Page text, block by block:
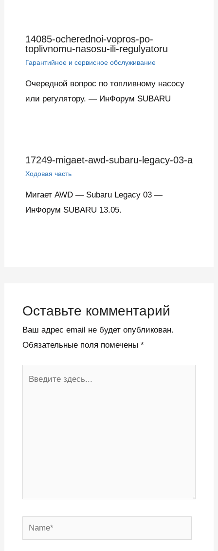
14085-ocherednoi-vopros-po-
toplivnomu-nasosu-ili-regulyatoru
Гарантийное и сервисное обслуживание
Очередной вопрос по топливному насосу
или регулятору. — ИнФорум SUBARU
17249-migaet-awd-subaru-legacy-03-a
Ходовая часть
Мигает AWD — Subaru Legacy 03 —
ИнФорум SUBARU 13.05.
Оставьте комментарий
Ваш адрес email не будет опубликован.
Обязательные поля помечены *
Name*